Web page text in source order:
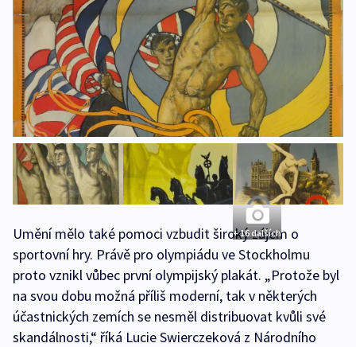
+ 16 dalších
Umění mělo také pomoci vzbudit široký zájem o
sportovní hry. Právě pro olympiádu ve Stockholmu
proto vznikl vůbec první olympijský plakát. „Protože byl
na svou dobu možná příliš moderní, tak v některých
účastnických zemích se nesměl distribuovat kvůli své
skandálnosti,“ říká Lucie Swierczeková z Národního